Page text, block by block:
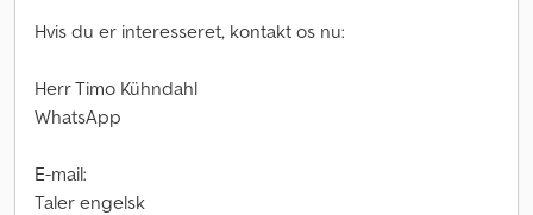
Hvis du er interesseret, kontakt os nu:
Herr Timo Kühndahl
WhatsApp
E-mail:
Taler engelsk